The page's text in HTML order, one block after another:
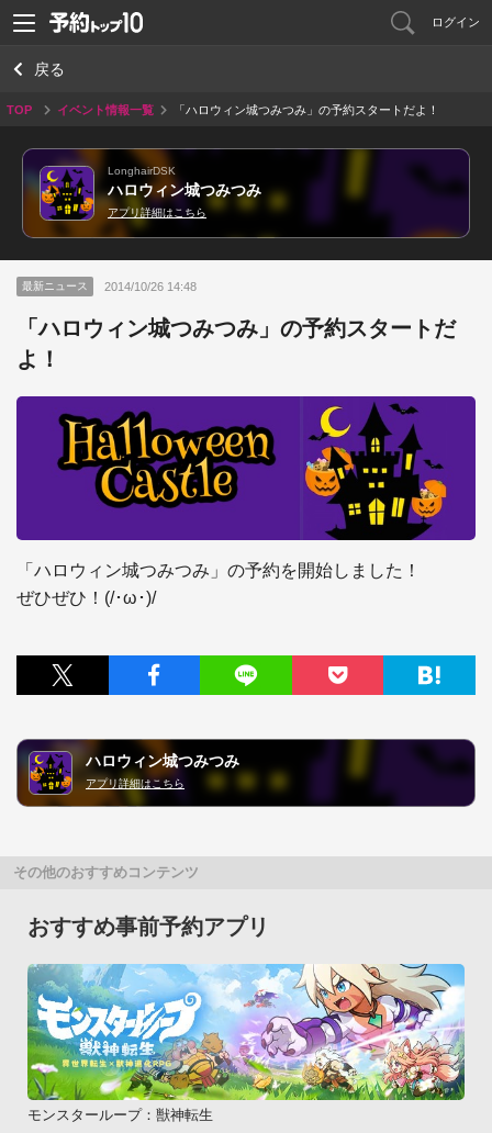
ログイン
戻る
TOP イベント情報一覧 「ハロウィン城つみつみ」の予約スタートだよ！
LonghairDSK
ハロウィン城つみつみ
アプリ詳細はこちら
最新ニュース 2014/10/26 14:48
「ハロウィン城つみつみ」の予約スタートだ
よ！
「ハロウィン城つみつみ」の予約を開始しました！
ぜひぜひ！(/･ω･)/
ハロウィン城つみつみ
アプリ詳細はこちら
その他のおすすめコンテンツ
おすすめ事前予約アプリ
モンスターループ：獣神転生